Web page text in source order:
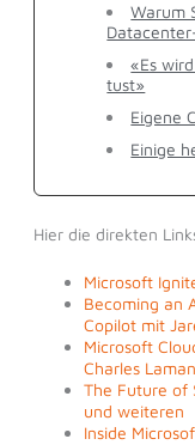
Warum
«Es
tust»
Eigene
Einige
Hier die direkten
Microsoft
Becoming an
Copilot mit
Microsoft
Charles
The Future of
und weiteren
Inside